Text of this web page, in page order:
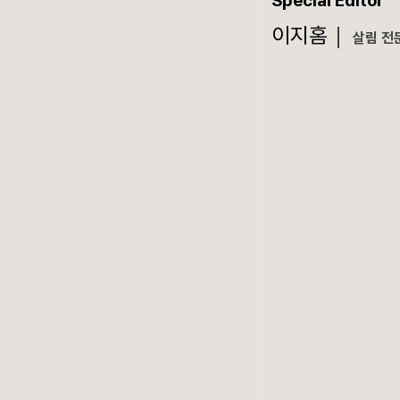
이지홈｜ 살림 전